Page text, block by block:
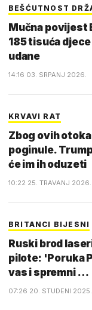
BEŠĆUTNOST
Mučna povijest
185 tisuća
udane
14:16 03. SRPANJ 2026.
KRVAVI RAT
Zbog ovih
poginule.
će im ih oduzeti
10:22 25. TRAVANJ 2026.
BRITANCI BIJESNI
Ruski brod
pilote: 'Poruka Putinu: Vidimo
vas i spremni …
07:26 20. STUDENI 2025.